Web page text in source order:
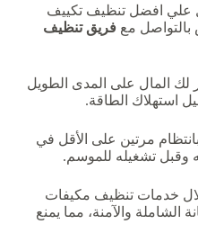
علي افضل تنظيف تكييف
بالتواصل مع فريق تنظيف
لك المال على المدى الطويل
استهلاك الطاقة.
بانتظام مرتين على الأقل في
وقبل تشغيله للموسم.
خدمات تنظيف مكيفات
الشاملة والآمنة، مما يمنع